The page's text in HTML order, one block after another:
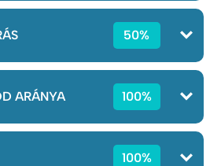
50%
ARÁNYA 100%
100%